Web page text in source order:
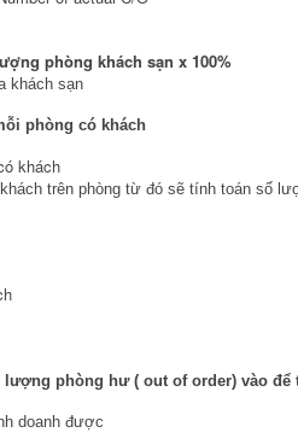
phòng khách sạn x 100%
khách sạn
phòng có khách
khách
trên phòng từ đó sẽ tính toán số
lượng phòng hư ( out of order) vào để
doanh được